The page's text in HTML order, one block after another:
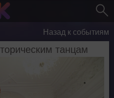
Назад к событиям
танцам